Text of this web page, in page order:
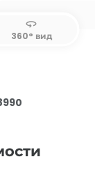
360
360° вид